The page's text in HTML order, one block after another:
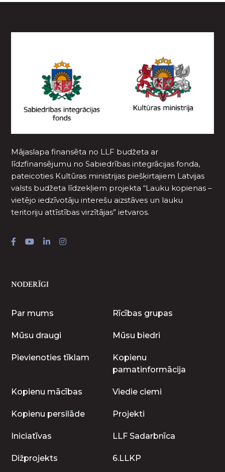
Mājaslapa finansēta no LLF budžeta ar
līdzfinansējumu no Sabiedrības integrācijas fonda,
pateicoties Kultūras ministrijas piešķirtajiem Latvijas
valsts budžeta līdzekļiem projekta “Lauku kopienas –
vietējo iedzīvotāju interešu aizstāves un lauku
teritoriju attīstības virzītājas” ietvaros.
NODERĪGI
Par mums Rīcības grupas
Mūsu draugi Mūsu biedri
Pievienoties tīklam
Kopienu
pamatinformācija
Kopienu mācības Viedie ciemi
Kopienu persilāde Projekti
Iniciatīvas LLF Sadarbnīca
Dižprojekts 6.LLKP